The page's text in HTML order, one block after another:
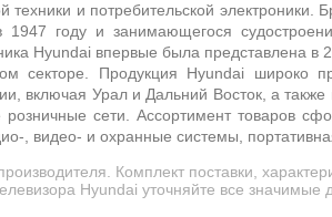
техники и потребительской электроники.
1947 году и занимающегося
Hyundai впервые была представлена в
секторе. Продукция Hyundai широко
включая Урал и Дальний Восток, а
сети. Ассортимент товаров
, видео- и охранные системы,
Комплект поставки,
Hyundai уточняйте все